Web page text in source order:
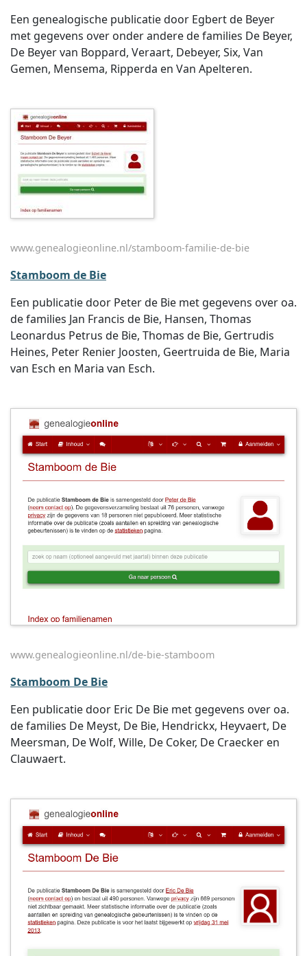
Een genealogische publicatie door Egbert de Beyer
met gegevens over onder andere de families De Beyer,
De Beyer van Boppard, Veraart, Debeyer, Six, Van
Gemen, Mensema, Ripperda en Van Apelteren.
www.genealogieonline.nl/stamboom-familie-de-bie
Stamboom de Bie
Een publicatie door Peter de Bie met gegevens over oa.
de families Jan Francis de Bie, Hansen, Thomas
Leonardus Petrus de Bie, Thomas de Bie, Gertrudis
Heines, Peter Renier Joosten, Geertruida de Bie, Maria
van Esch en Maria van Esch.
www.genealogieonline.nl/de-bie-stamboom
Stamboom De Bie
Een publicatie door Eric De Bie met gegevens over oa.
de families De Meyst, De Bie, Hendrickx, Heyvaert, De
Meersman, De Wolf, Wille, De Coker, De Craecker en
Clauwaert.